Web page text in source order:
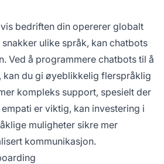
bedriften din opererer globalt
ulike språk, kan chatbots
Ved å programmere chatbots til å
kan du gi øyeblikkelig flerspråklig
kompleks support, spesielt der
er viktig, kan investering i
muligheter sikre mer
kommunikasjon.